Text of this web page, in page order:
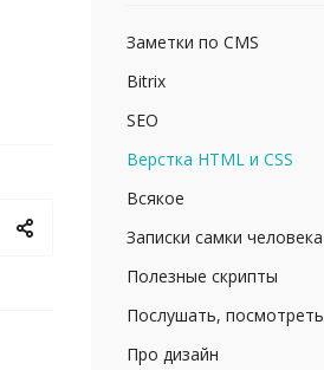
Заметки по CMS
Bitrix
SEO
Верстка HTML и CSS
Всякое
Записки самки человека
Полезные скрипты
Послушать, посмотреть
Про дизайн